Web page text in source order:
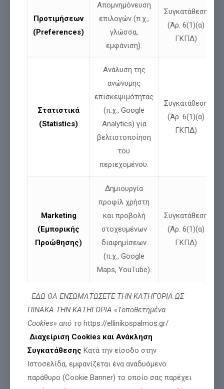
Νίκος Παπαδόπουλος: Δήλωση για ψευδές
δημοσίευμα και αποκατάσταση της
Διαβάστε περισσότερα
Τιμή και Δόξα για όσους θυσιάζονται για
την Πατρίδα μας
Διαβάστε περισσότερα
Προτιμήσεων
(Preferences)
Απομνημόνευση
επιλογών (π.χ.,
γλώσσα,
εμφάνιση).
Συγκατάθεση
(Άρ. 6(1)(α)
ΓΚΠΔ)
Στατιστικά
(Statistics)
Ανάλυση της
ανώνυμης
επισκεψιμότητας
(π.χ., Google
Analytics) για
βελτιστοποίηση
του
περιεχομένου.
Συγκατάθεση
(Άρ. 6(1)(α)
ΓΚΠΔ)
Marketing
(Εμπορικής
Προώθησης)
Δημιουργία
προφίλ χρήστη
και προβολή
στοχευμένων
διαφημίσεων
(π.χ., Google
Maps, YouTube).
Συγκατάθεση
(Άρ. 6(1)(α)
ΓΚΠΔ)
ΕΔΩ ΘΑ ΕΝΣΩΜΑΤΩΣΕΤΕ ΤΗΝ ΚΑΤΗΓΟΡΙΑ ΩΣ
ΠΙΝΑΚΑ ΤΗΝ ΚΑΤΗΓΟΡΙΑ «Τοποθετημένα
Cookies» από το https://ellinikospalmos.gr/
Διαχείριση Cookies και Ανάκληση
Συγκατάθεσης Κατά την είσοδο στην
Ιστοσελίδα, εμφανίζεται ένα αναδυόμενο
παράθυρο (Cookie Banner) το οποίο σας παρέχει